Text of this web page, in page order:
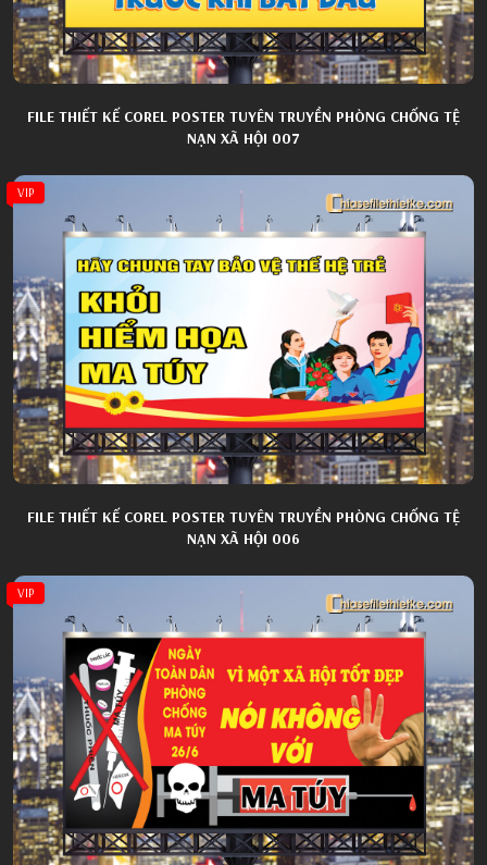
FILE THIẾT KẾ COREL POSTER TUYÊN TRUYỀN PHÒNG CHỐNG TỆ
NẠN XÃ HỘI 007
VIP
FILE THIẾT KẾ COREL POSTER TUYÊN TRUYỀN PHÒNG CHỐNG TỆ
NẠN XÃ HỘI 006
VIP